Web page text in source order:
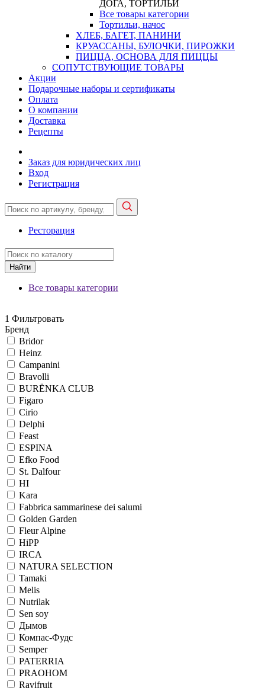
ДОГА, ТОРТИЛЬИ
Все товары категории
Тортильи, начос
ХЛЕБ, БАГЕТ, ПАНИНИ
КРУАССАНЫ, БУЛОЧКИ, ПИРОЖКИ
ПИЦЦА, ОСНОВА ДЛЯ ПИЦЦЫ
СОПУТСТВУЮЩИЕ ТОВАРЫ
Акции
Подарочные наборы и сертификаты
Оплата
О компании
Доставка
Рецепты
Заказ для юридических лиц
Вход
Регистрация
Ресторация
Найти
Все товары категории
1 Фильтровать
Бренд
Bridor
Heinz
Campanini
Bravolli
BURЁNKA CLUB
Figaro
Cirio
Delphi
Feast
ESPINA
Efko Food
St. Dalfour
HI
Kara
Fabbrica sammarinese dei salumi
Golden Garden
Fleur Alpine
HiPP
IRCA
NATURA SELECTION
Tamaki
Melis
Nutrilak
Sen soy
Дымов
Компас-Фудс
Semper
PATERRIA
PRAOHOM
Ravifruit